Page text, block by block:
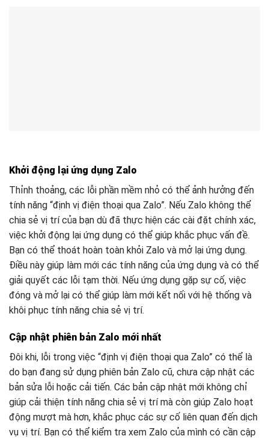
Khởi động lại ứng dụng Zalo
Thỉnh thoảng, các lỗi phần mềm nhỏ có thể ảnh hưởng đến
tính năng “định vị điện thoại qua Zalo”. Nếu Zalo không thể
chia sẻ vị trí của bạn dù đã thực hiện các cài đặt chính xác,
việc khởi động lại ứng dụng có thể giúp khắc phục vấn đề.
Bạn có thể thoát hoàn toàn khỏi Zalo và mở lại ứng dụng.
Điều này giúp làm mới các tính năng của ứng dụng và có thể
giải quyết các lỗi tạm thời. Nếu ứng dụng gặp sự cố, việc
đóng và mở lại có thể giúp làm mới kết nối với hệ thống và
khôi phục tính năng chia sẻ vị trí.
Cập nhật phiên bản Zalo mới nhất
Đôi khi, lỗi trong việc “định vị điện thoại qua Zalo” có thể là
do bạn đang sử dụng phiên bản Zalo cũ, chưa cập nhật các
bản sửa lỗi hoặc cải tiến. Các bản cập nhật mới không chỉ
giúp cải thiện tính năng chia sẻ vị trí mà còn giúp Zalo hoạt
động mượt mà hơn, khắc phục các sự cố liên quan đến dịch
vụ vị trí. Bạn có thể kiểm tra xem Zalo của mình có cần cập